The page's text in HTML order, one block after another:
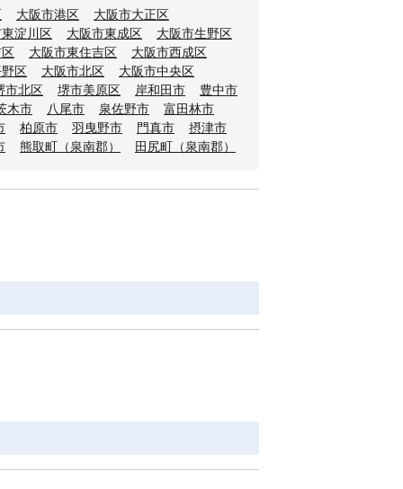
大阪市港区
大阪市大正区
淀川区
大阪市東成区
大阪市生野区
大阪市東住吉区
大阪市西成区
区
大阪市北区
大阪市中央区
市北区
堺市美原区 岸和田市
豊中市
木市
八尾市 泉佐野市
富田林市
柏原市 羽曳野市 門真市
摂津市
熊取町（泉南郡） 田尻町（泉南郡）